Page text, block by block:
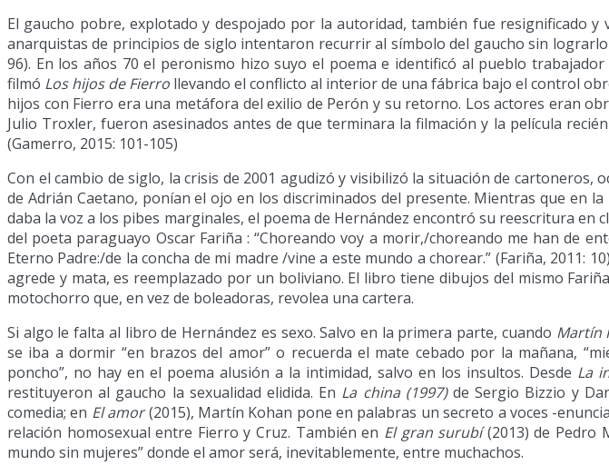
El gaucho pobre, explotado y despojado por la autoridad, también fue resignificado
anarquistas de principios de siglo intentaron recurrir al símbolo del gaucho sin lograrlo
96). En los años 70 el peronismo hizo suyo el poema e identificó al pueblo
filmó Los hijos de Fierro llevando el conflicto al interior de una fábrica bajo el control
hijos con Fierro era una metáfora del exilio de Perón y su retorno. Los actores eran
Julio Troxler, fueron asesinados antes de que terminara la filmación y la película
(Gamerro, 2015: 101-105)
Con el cambio de siglo, la crisis de 2001 agudizó y visibilizó la situación de cartoneros,
de Adrián Caetano, ponían el ojo en los discriminados del presente. Mientras que en
daba la voz a los pibes marginales, el poema de Hernández encontró su reescritura en
del poeta paraguayo Oscar Fariña : “Choreando voy a morir,/choreando me han de
Eterno Padre:/de la concha de mi madre /vine a este mundo a chorear.” (Fariña, 2011:
agrede y mata, es reemplazado por un boliviano. El libro tiene dibujos del mismo
motochorro que, en vez de boleadoras, revolea una cartera.
Si algo le falta al libro de Hernández es sexo. Salvo en la primera parte, cuando Martín
se iba a dormir “en brazos del amor” o recuerda el mate cebado por la mañana,
poncho”, no hay en el poema alusión a la intimidad, salvo en los insultos. Desde La
restituyeron al gaucho la sexualidad elidida. En La china (1997)de Sergio Bizzio y
comedia; en El amor(2015), Martín Kohan pone en palabras un secreto a voces -
relación homosexual entre Fierro y Cruz. También en El gran surubí(2013) de Pedro
mundo sin mujeres” donde el amor será, inevitablemente, entre muchachos.